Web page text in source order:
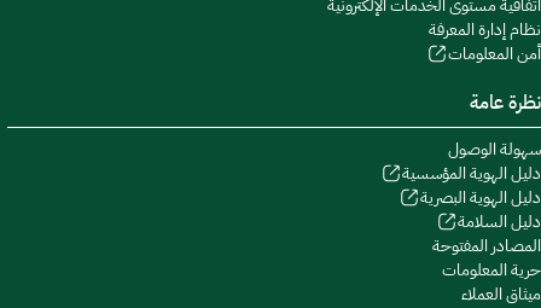
اتفاقية مستوى الخدمات الإلكترونية
نظام إدارة المعرفة
أمن المعلومات
نظرة عامة
سهولة الوصول
دليل الهوية المؤسسية
دليل الهوية البصرية
دليل السلامة
المصادر المفتوحة
حرية المعلومات
ميثاق العملاء